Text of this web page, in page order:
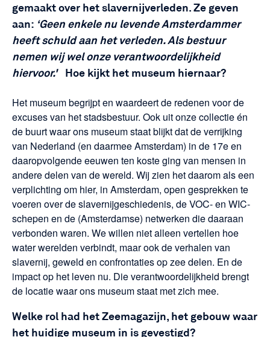
gemaakt over het slavernijverleden. Ze geven
aan: ‘Geen enkele nu levende Amsterdammer
heeft schuld aan het verleden. Als bestuur
nemen wij wel onze verantwoordelijkheid
hiervoor.' Hoe kijkt het museum hiernaar?
Het museum begrijpt en waardeert de redenen voor de
excuses van het stadsbestuur. Ook uit onze collectie én
de buurt waar ons museum staat blijkt dat de verrijking
van Nederland (en daarmee Amsterdam) in de 17e en
daaropvolgende eeuwen ten koste ging van mensen in
andere delen van de wereld. Wij zien het daarom als een
verplichting om hier, in Amsterdam, open gesprekken te
voeren over de slavernijgeschiedenis, de VOC- en WIC-
schepen en de (Amsterdamse) netwerken die daaraan
verbonden waren. We willen niet alleen vertellen hoe
water werelden verbindt, maar ook de verhalen van
slavernij, geweld en confrontaties op zee delen. En de
impact op het leven nu. Die verantwoordelijkheid brengt
de locatie waar ons museum staat met zich mee.
Welke rol had het Zeemagazijn, het gebouw waar
het huidige museum in is gevestigd?